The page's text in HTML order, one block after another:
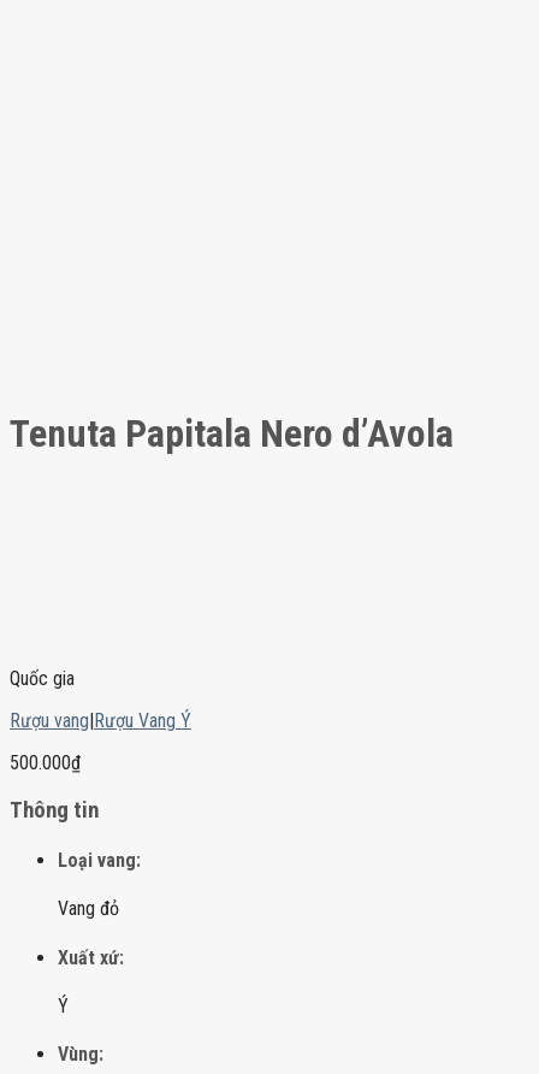
Tenuta Papitala Nero d’Avola
Quốc gia
Rượu vang|Rượu Vang Ý
500.000₫
Thông tin
Loại vang:
Vang đỏ
Xuất xứ:
Ý
Vùng: